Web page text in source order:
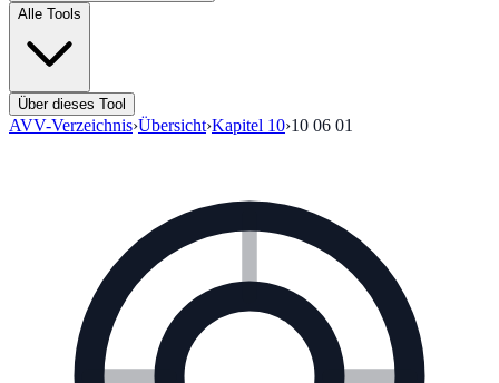
Alle Tools
Über dieses Tool
AVV-Verzeichnis›Übersicht›Kapitel 10›10 06 01